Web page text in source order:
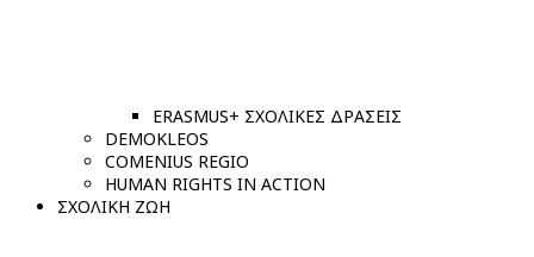
ERASMUS+ ΣΧΟΛΙΚΕΣ ΔΡΑΣΕΙΣ
DEMOKLEOS
COMENIUS REGIO
HUMAN RIGHTS IN ACTION
ΣΧΟΛΙΚΗ ΖΩΗ